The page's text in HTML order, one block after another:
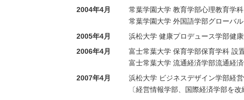
2004年4月
常葉学園大学 教育学部心理教育学
常葉学園大学 外国語学部グローバ
2005年4月
浜松大学 健康プロデュース学部健
2006年4月
富士常葉大学 保育学部保育学科 設
富士常葉大学 流通経済学部流通経
2007年4月
浜松大学 ビジネスデザイン学部経
〔経営情報学部、国際経済学部を改